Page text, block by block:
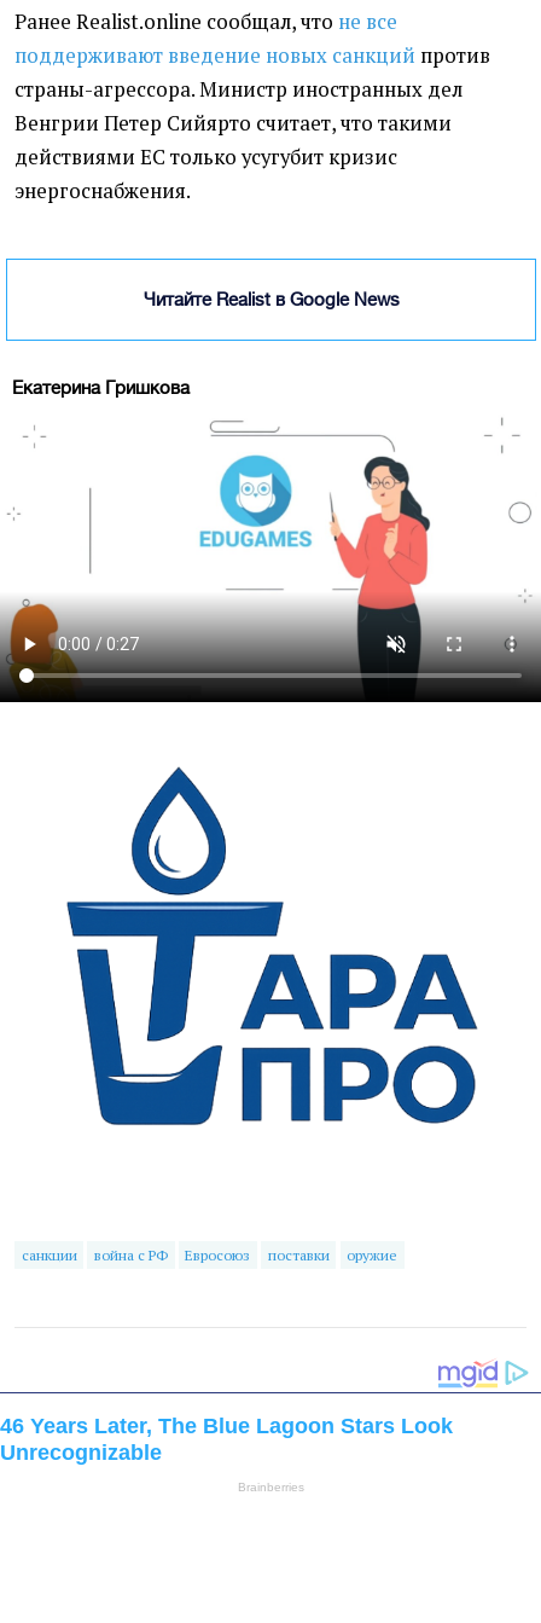
Ранее Realist.online сообщал, что не все
поддерживают введение новых санкций против
страны-агрессора. Министр иностранных дел
Венгрии Петер Сийярто считает, что такими
действиями ЕС только усугубит кризис
энергоснабжения.
Читайте Realist в Google News
Екатерина Гришкова
санкции война с РФ Евросоюз поставки оружие